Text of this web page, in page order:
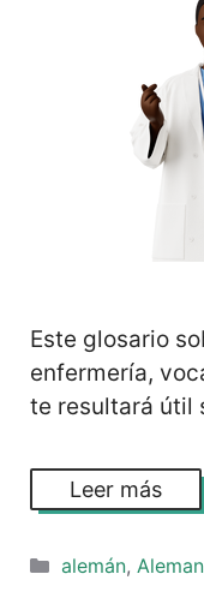
Este glosario
enfermería,
te resultará útil
Leer más
Categorías
alemán,